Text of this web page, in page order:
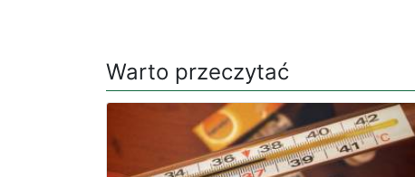
Warto przeczytać